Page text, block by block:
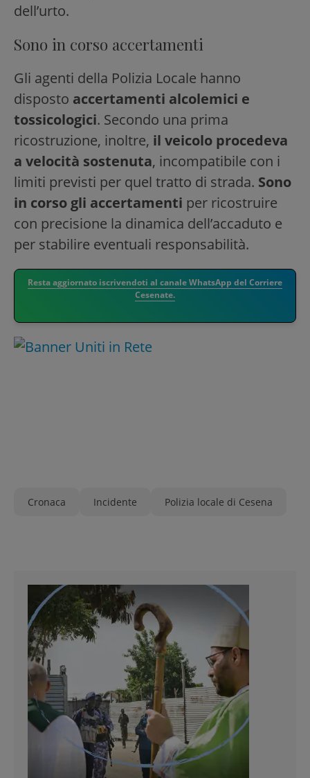
dell’urto.
Sono in corso accertamenti
Gli agenti della Polizia Locale hanno
disposto accertamenti alcolemici e
tossicologici. Secondo una prima
ricostruzione, inoltre, il veicolo procedeva
a velocità sostenuta, incompatibile con i
limiti previsti per quel tratto di strada. Sono
in corso gli accertamenti per ricostruire
con precisione la dinamica dell’accaduto e
per stabilire eventuali responsabilità.
Resta aggiornato iscrivendoti al canale WhatsApp del Corriere
Cesenate.
Cronaca Incidente Polizia locale di Cesena